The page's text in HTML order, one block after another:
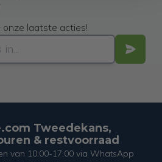
laatste acties!
Tweedekans,
& restvoorraad
van 10:00-17:00 via WhatsApp